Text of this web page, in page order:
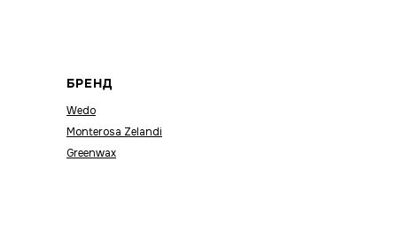
БРЕНД
Wedo
Monterosa Zelandi
Greenwax